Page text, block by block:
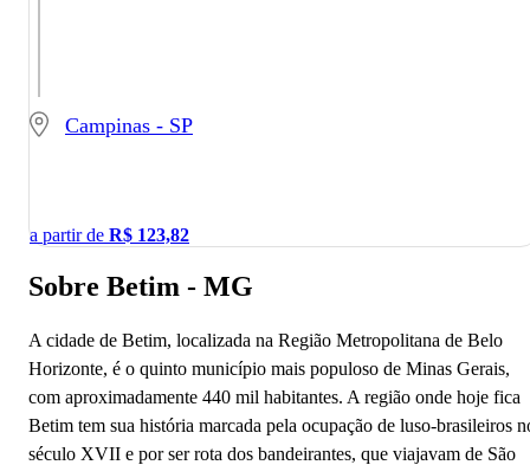
Campinas - SP
a partir de R$ 123,82
Sobre Betim - MG
A cidade de Betim, localizada na Região Metropolitana de Belo
Horizonte, é o quinto município mais populoso de Minas Gerais,
com aproximadamente 440 mil habitantes. A região onde hoje fica
Betim tem sua história marcada pela ocupação de luso-brasileiros
século XVII e por ser rota dos bandeirantes, que viajavam de São